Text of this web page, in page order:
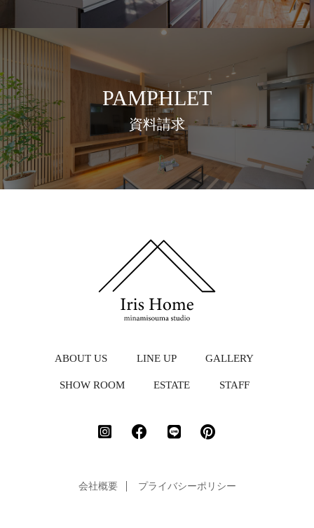
PAMPHLET
資料請求
ABOUT US LINE UP GALLERY
SHOW ROOM ESTATE STAFF
会社概要 プライバシーポリシー